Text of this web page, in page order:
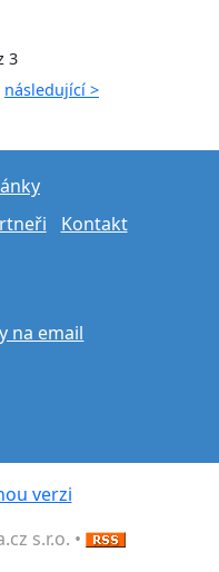
3
následující >
Kontakt
na email
verzi
s.r.o. •